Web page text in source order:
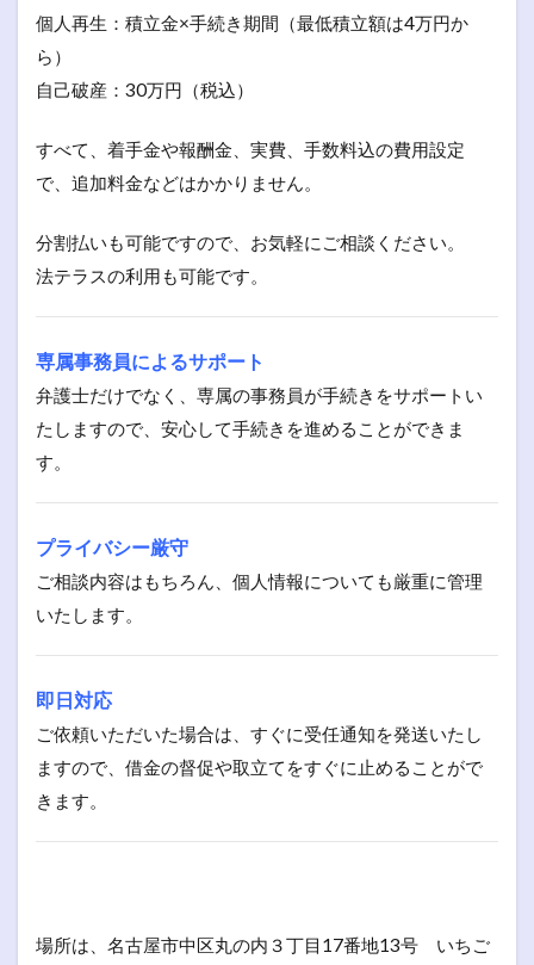
個人再生：積立金×手続き期間（最低積立額は4万円か
ら）
自己破産：30万円（税込）
すべて、着手金や報酬金、実費、手数料込の費用設定
で、追加料金などはかかりません。
分割払いも可能ですので、お気軽にご相談ください。
法テラスの利用も可能です。
専属事務員によるサポート
弁護士だけでなく、専属の事務員が手続きをサポートい
たしますので、安心して手続きを進めることができま
す。
プライバシー厳守
ご相談内容はもちろん、個人情報についても厳重に管理
いたします。
即日対応
ご依頼いただいた場合は、すぐに受任通知を発送いたし
ますので、借金の督促や取立てをすぐに止めることがで
きます。
場所は、名古屋市中区丸の内３丁目17番地13号 いちご